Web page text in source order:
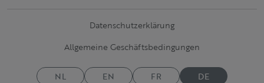
Datenschutzerklärung
Allgemeine Geschäftsbedingungen
NL EN FR DE